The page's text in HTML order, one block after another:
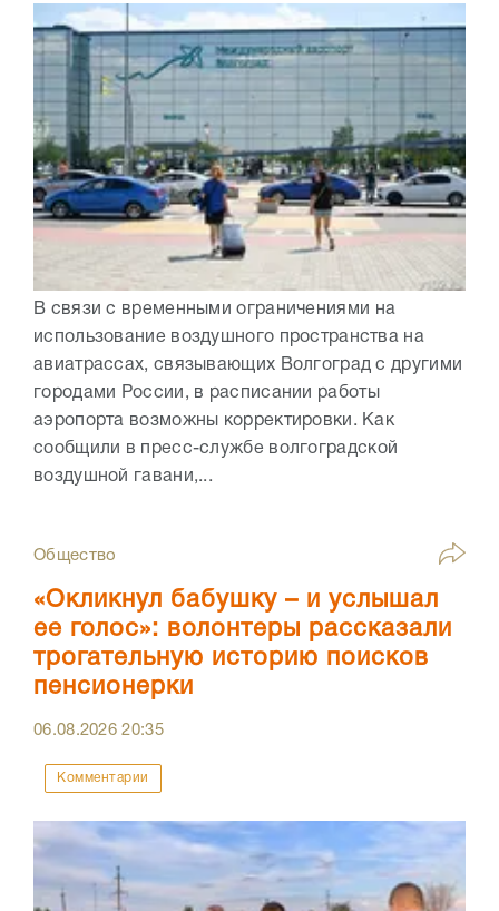
В связи с временными ограничениями на
использование воздушного пространства на
авиатрассах, связывающих Волгоград с другими
городами России, в расписании работы
аэропорта возможны корректировки. Как
сообщили в пресс-службе волгоградской
воздушной гавани,...
Общество
«Окликнул бабушку – и услышал
ее голос»: волонтеры рассказали
трогательную историю поисков
пенсионерки
06.08.202620:35
Комментарии